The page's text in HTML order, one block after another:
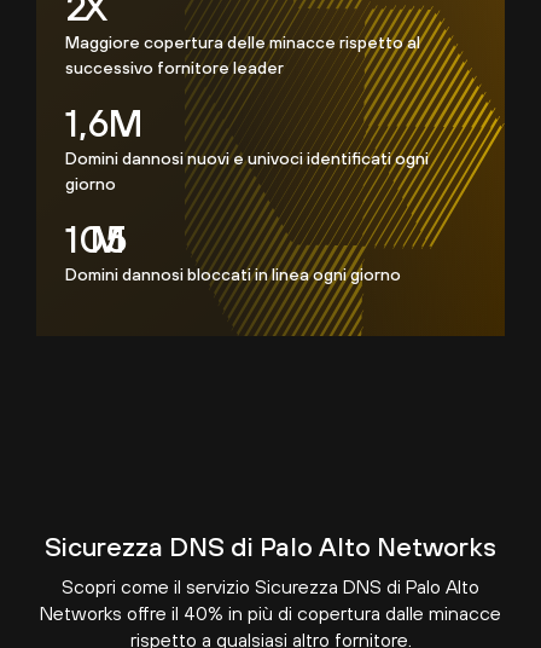
Maggiore copertura delle minacce rispetto al
successivo fornitore leader
1,6M
Domini dannosi nuovi e univoci identificati ogni
giorno
154
M
Domini dannosi bloccati in linea ogni giorno
Sicurezza DNS di Palo Alto Networks
Scopri come il servizio Sicurezza DNS di Palo Alto
Networks offre il 40% in più di copertura dalle minacce
rispetto a qualsiasi altro fornitore.